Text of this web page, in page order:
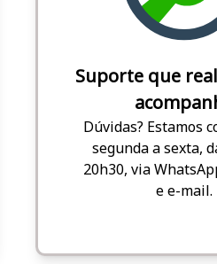
Suporte que
Dúvidas? Estamos
segunda a sexta,
20h30, via
e e-mail.